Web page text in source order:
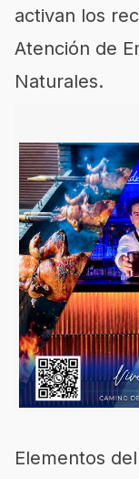
activan los
Atención de
Naturales.
Elementos